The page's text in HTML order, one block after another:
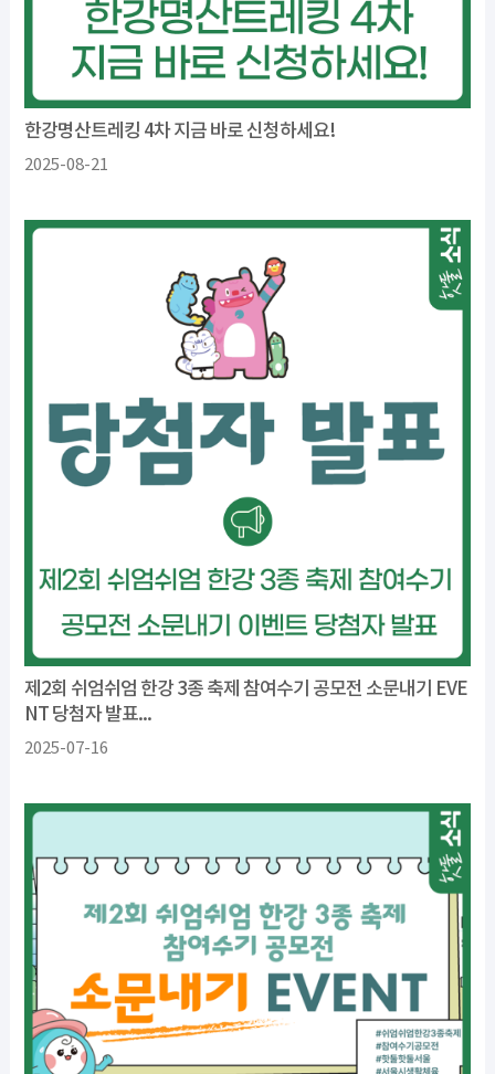
한강명산트레킹 4차 지금 바로 신청하세요!
2025-08-21
제2회 쉬엄쉬엄 한강 3종 축제 참여수기 공모전 소문내기 EVE
NT 당첨자 발표...
2025-07-16